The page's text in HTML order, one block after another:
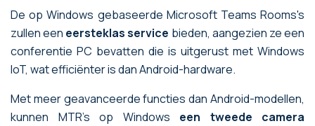
De op Windows gebaseerde Microsoft Teams Rooms's
zullen een eersteklas service bieden, aangezien ze een
conferentie PC bevatten die is uitgerust met Windows
IoT, wat efficiënter is dan Android-hardware.
Met meer geavanceerde functies dan Android-modellen,
kunnen MTR's op Windows een tweede camera